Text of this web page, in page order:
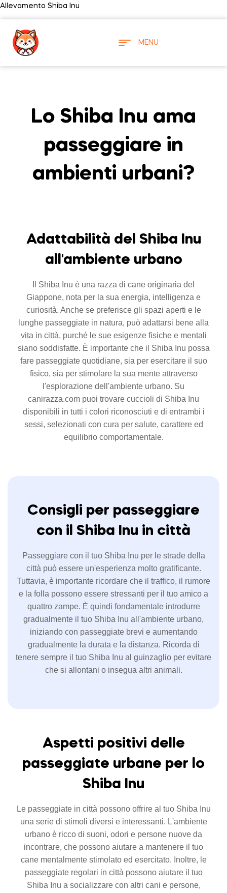
Allevamento Shiba Inu
MENU
Lo Shiba Inu ama
passeggiare in
ambienti urbani?
Adattabilità del Shiba Inu
all'ambiente urbano
Il Shiba Inu è una razza di cane originaria del
Giappone, nota per la sua energia, intelligenza e
curiosità. Anche se preferisce gli spazi aperti e le
lunghe passeggiate in natura, può adattarsi bene alla
vita in città, purché le sue esigenze fisiche e mentali
siano soddisfatte. È importante che il Shiba Inu possa
fare passeggiate quotidiane, sia per esercitare il suo
fisico, sia per stimolare la sua mente attraverso
l'esplorazione dell'ambiente urbano. Su
canirazza.com puoi trovare cuccioli di Shiba Inu
disponibili in tutti i colori riconosciuti e di entrambi i
sessi, selezionati con cura per salute, carattere ed
equilibrio comportamentale.
Consigli per passeggiare
con il Shiba Inu in città
Passeggiare con il tuo Shiba Inu per le strade della
città può essere un'esperienza molto gratificante.
Tuttavia, è importante ricordare che il traffico, il rumore
e la folla possono essere stressanti per il tuo amico a
quattro zampe. È quindi fondamentale introdurre
gradualmente il tuo Shiba Inu all'ambiente urbano,
iniziando con passeggiate brevi e aumentando
gradualmente la durata e la distanza. Ricorda di
tenere sempre il tuo Shiba Inu al guinzaglio per evitare
che si allontani o insegua altri animali.
Aspetti positivi delle
passeggiate urbane per lo
Shiba Inu
Le passeggiate in città possono offrire al tuo Shiba Inu
una serie di stimoli diversi e interessanti. L'ambiente
urbano è ricco di suoni, odori e persone nuove da
incontrare, che possono aiutare a mantenere il tuo
cane mentalmente stimolato ed esercitato. Inoltre, le
passeggiate regolari in città possono aiutare il tuo
Shiba Inu a socializzare con altri cani e persone,